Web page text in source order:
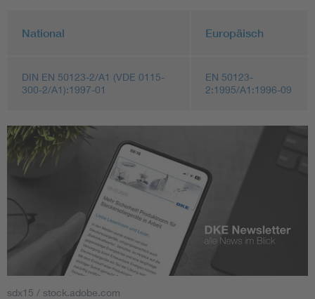
National Europäisch
DIN EN 50123-2/A1 (VDE 0115-
300-2/A1):1997-01
EN 50123-
2:1995/A1:1996-09
sdx15 / stock.adobe.com